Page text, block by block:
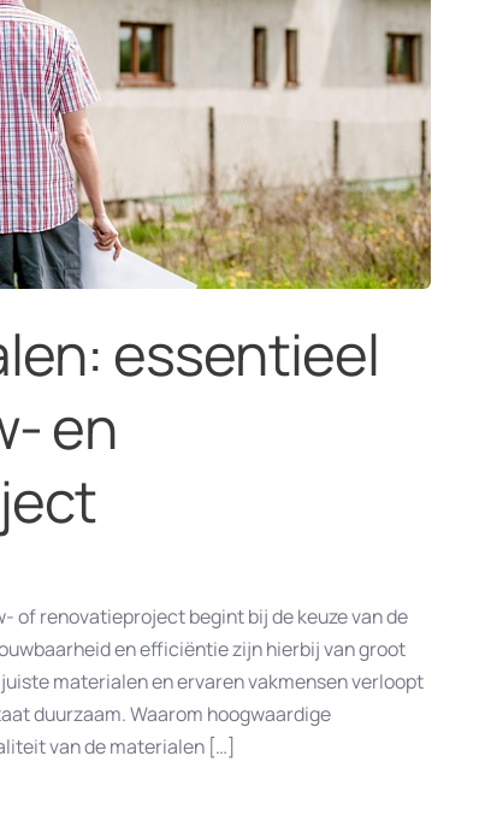
essentieel
en
of renovatieproject begint bij de keuze van de
en efficiëntie zijn hierbij van groot
materialen en ervaren vakmensen verloopt
duurzaam. Waarom hoogwaardige
van de materialen […]